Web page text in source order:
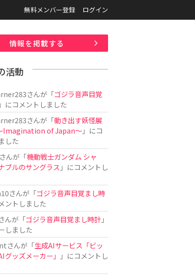
無料メンバー登録 ログイン
情報を掲載する
活動
さんが「ゴジラ音声目覚
」にコメントしました
さんが「動き出す妖怪展
Imagination of Japan〜」にコ
した
さんが「機動戦士ガンダム シャ
ブルのサングラス 」にコメントし
さんが「ゴジラ音声目覚まし時
ントしました
んが「ゴジラ音声目覚まし時計」
しました
さんが「生成AIサービス「ビッ
グッズメーカー」
」にコメントし